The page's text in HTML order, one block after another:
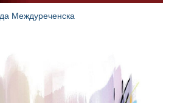
Услуги
Транспорт Компании
Междуреченска